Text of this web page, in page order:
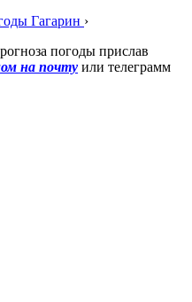
Гагарин ›
погоды прислав
на почту или телеграмм